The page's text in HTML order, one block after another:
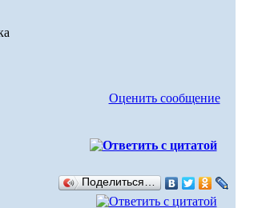
Оценить сообщение
Поделиться…